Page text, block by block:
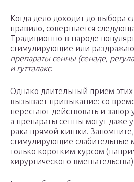
Когда дело доходит до выбора
правило, совершается
Традиционно в народе
стимулирующие или
препараты сенны (сенаде,
и гутталакс.
Однако длительный прием этих
вызывает привыкание: со
перестают действовать и запор
а препараты сенны могут даже
рака прямой кишки. Запомните,
стимулирующие слабительные
только коротким курсом
хирургического